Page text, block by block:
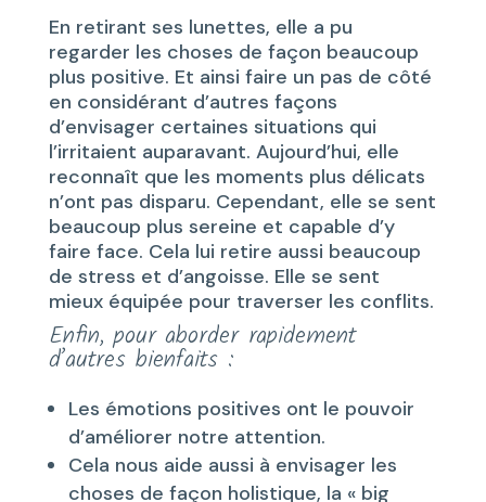
En retirant ses lunettes, elle a pu
regarder les choses de façon beaucoup
plus positive. Et ainsi faire un pas de côté
en considérant d’autres façons
d’envisager certaines situations qui
l’irritaient auparavant. Aujourd’hui, elle
reconnaît que les moments plus délicats
n’ont pas disparu. Cependant, elle se sent
beaucoup plus sereine et capable d’y
faire face. Cela lui retire aussi beaucoup
de stress et d’angoisse. Elle se sent
mieux équipée pour traverser les conflits.
Enfin, pour aborder rapidement
d’autres bienfaits :
Les émotions positives ont le pouvoir
d’améliorer notre attention.
Cela nous aide aussi à envisager les
choses de façon holistique, la « big